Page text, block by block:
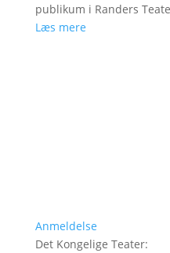
publikum i Randers
Læs mere
Anmeldelse
Det Kongelige Teater: